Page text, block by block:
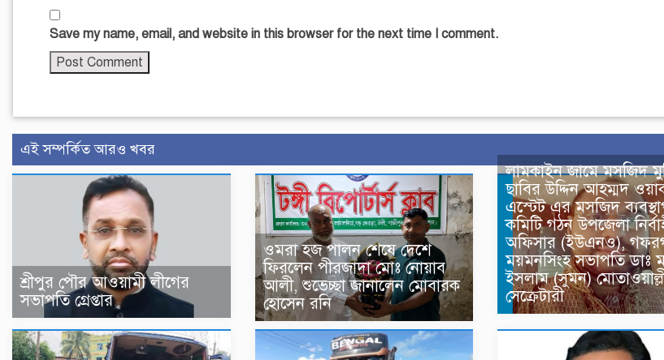
Save my name, email, and website in this browser for the next time I comment.
এই সম্পর্কিত আরও খবর
শ্রীপুর পৌর আওয়ামী লীগের
সভাপতি গ্রেপ্তার
ওমরা হজ পালন শেষে দেশে
ফিরলেন পীরজাদা মোঃ নোয়াব
আলী, শুভেচ্ছা জানালেন মোবারক
হোসেন রনি
লামকাইন জামে মসজিদ
ছাবির উদ্দিন আহম্মদ
এস্টেট এর মসজিদ
কমিটি গঠন উপজেলা
অফিসার (ইউএনও),
ময়মনসিংহ সভাপতি ডাঃ
ইসলাম (সুমন)
সেক্রেটারী